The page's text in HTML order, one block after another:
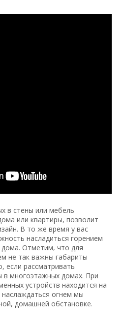
в стены или мебель
или квартиры, позволит
В то же время у вас
насладиться горением
Отметим, что для
не так важны габариты
если рассматривать
в многоэтажных домах. При
устройств находится на
огнем мы
домашней обстановке.